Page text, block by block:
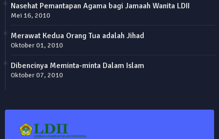
Nasehat Pemantapan Agama bagi Jamaah Wanita LDII
Mei 16, 2010
Merawat Kedua Orang Tua adalah Jihad
Oktober 01, 2010
Dibencinya Meminta-minta Dalam Islam
Oktober 07, 2010